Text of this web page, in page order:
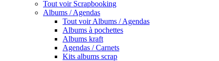
Tout voir Scrapbooking
Albums / Agendas
Tout voir Albums / Agendas
Albums à pochettes
Albums kraft
Agendas / Carnets
Kits albums scrap